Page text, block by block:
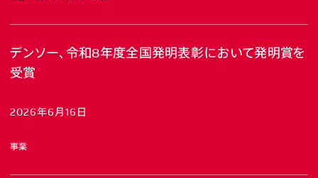
デンソー、令和8年度全国発明表彰において発明賞を
受賞
2026年6月16日
事業